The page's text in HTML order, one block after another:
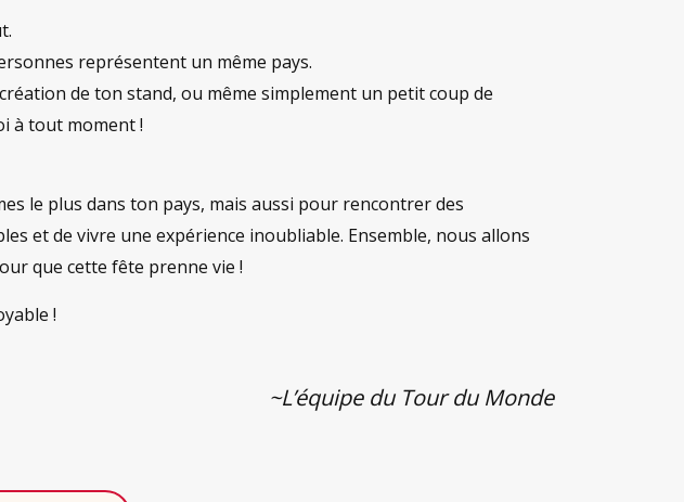
représentent un même pays.
de ton stand, ou même simplement un petit coup de
à tout moment !
le plus dans ton pays, mais aussi pour rencontrer des
et de vivre une expérience inoubliable. Ensemble, nous allons
que cette fête prenne vie !
!
~L’équipe du Tour du Monde